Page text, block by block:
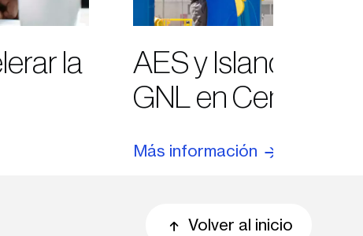
la
AES y Island
GNL en
Más información
Volver al inicio